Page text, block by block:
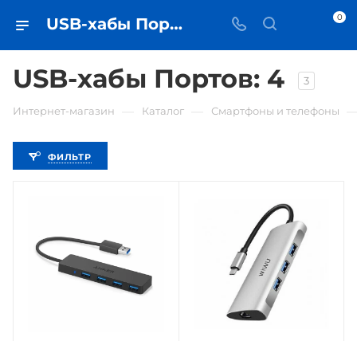
USB-хабы Портов: 4 • купить USB-хаб в Самаре - iЧехол 0
USB-хабы Портов: 4 3
Интернет-магазин Каталог Смартфоны и телефоны
ФИЛЬТР